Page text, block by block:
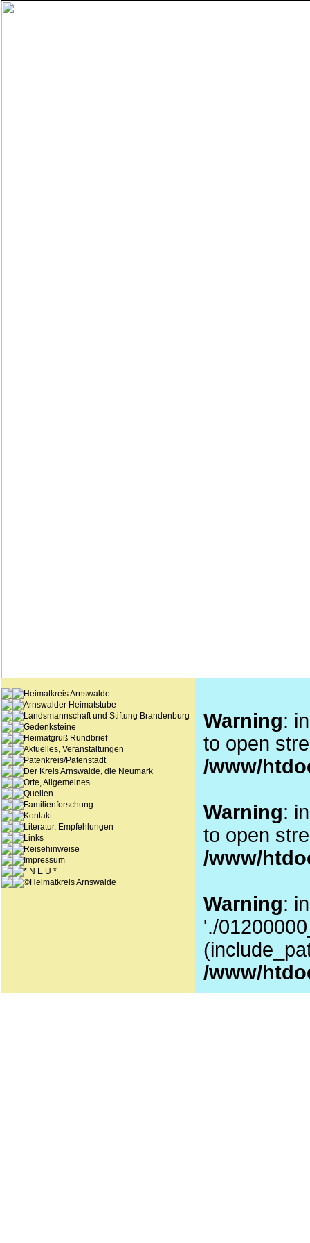
Heimatkreis Arnswalde
Arnswalder Heimatstube
Landsmannschaft und Stiftung Brandenburg
Gedenksteine
Heimatgruß Rundbrief
Aktuelles, Veranstaltungen
Patenkreis/Patenstadt
Der Kreis Arnswalde, die Neumark
Orte, Allgemeines
Quellen
Familienforschung
Kontakt
Literatur, Empfehlungen
Links
Reisehinweise
Impressum
* N E U *
©Heimatkreis Arnswalde
Warning:
to open
/www/
Warning:
to open
/www/
Warning:
'./
/www/